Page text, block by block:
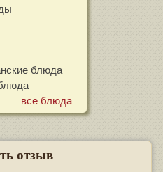
блюда
все блюда
отзыв